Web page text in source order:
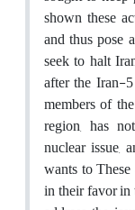
shown these
and thus pose
seek to halt
after the Iran-
members of
region, has
nuclear issue,
wants to
in their favor in